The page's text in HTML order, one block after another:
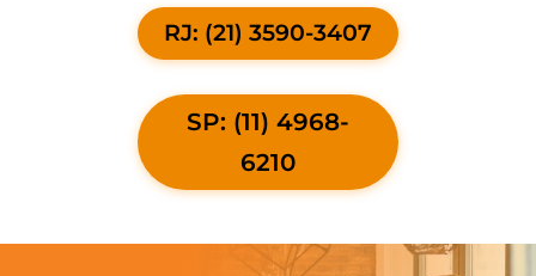
RJ: (21) 3590-3407
SP: (11) 4968-
6210